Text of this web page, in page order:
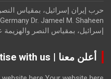
إسرائيل، بمقياس النصر والهزيمة
أعلن معنا | Advertise with us